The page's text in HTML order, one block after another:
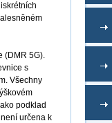
(DMR 5G).
s
Všechny
podklad
určena k